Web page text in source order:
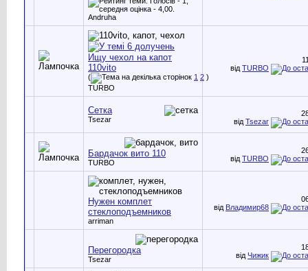
Andruha
Ищу чехол на капот
110vito
( 1 2 )
TURBO
від TURBO
Сетка
Tsezar
від Tsezar
Бардачок вито 110
TURBO
від TURBO
Нужен комплет
стеклоподъемников
arriman
від Владимир68
Перегородка
Tsezar
від Чижик